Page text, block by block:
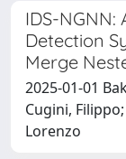
IDS-NGNN:
Detection
Merge
2025-01-01
Cugini,
Lorenzo